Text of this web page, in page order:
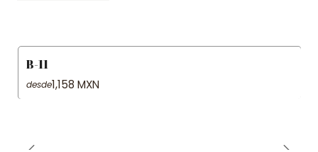
B-11
desde1,158 MXN